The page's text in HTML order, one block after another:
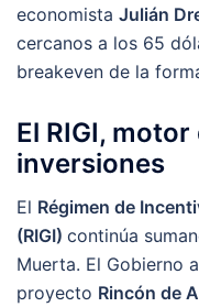
economista Julián
cercanos a los 65
breakeven de la
El RIGI,
inversiones
El Régimen de
(RIGI) continúa
Muerta. El Gobierno
proyecto Rincón de